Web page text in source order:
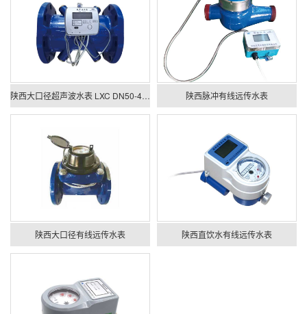
陕西大口径超声波水表 LXC DN50-400mm 陕西脉冲有线远传水表
陕西大口径有线远传水表 陕西直饮水有线远传水表